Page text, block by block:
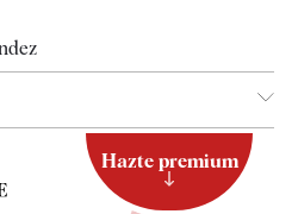
Hazte premium